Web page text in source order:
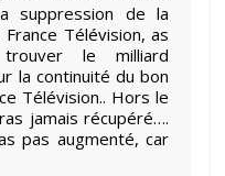
suppression de la
Télévision, as
le milliard
la continuité du bon
Télévision.. Hors le
jamais récupéré….
pas augmenté, car